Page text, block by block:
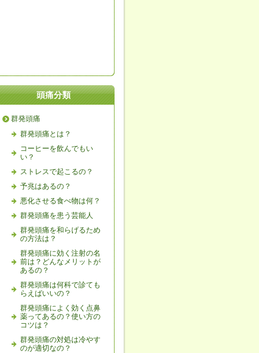
頭痛分類
群発頭痛
群発頭痛とは？
コーヒーを飲んでもい
い？
ストレスで起こるの？
予兆はあるの？
悪化させる食べ物は何？
群発頭痛を患う芸能人
群発頭痛を和らげるため
の方法は？
群発頭痛に効く注射の名
前は？どんなメリットが
あるの？
群発頭痛は何科で診ても
らえばいいの？
群発頭痛によく効く点鼻
薬ってあるの？使い方の
コツは？
群発頭痛の対処は冷やす
のが適切なの？